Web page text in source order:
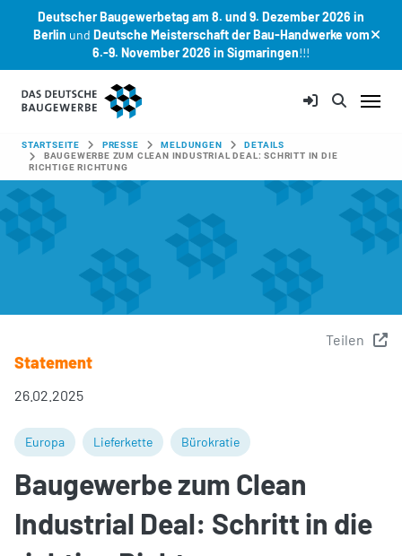
Deutscher Baugewerbetag am 8. und 9. Dezember 2026 in
Berlin und Deutsche Meisterschaft der Bau-Handwerke vom
6.-9. November 2026 in Sigmaringen!!!
Zum Hauptinhalt springen
SIE SIND HIER:
STARTSEITE PRESSE MELDUNGEN
DETAILS
BAUGEWERBE ZUM CLEAN INDUSTRIAL DEAL: SCHRITT IN DIE
RICHTIGE RICHTUNG
Teilen
Statement
26.02.2025
Europa Lieferkette Bürokratie
Baugewerbe zum Clean
Industrial Deal: Schritt in die